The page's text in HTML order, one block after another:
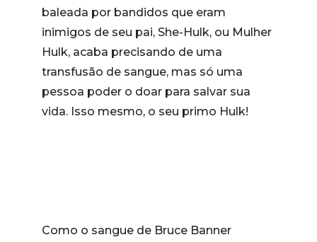
baleada por bandidos que eram
inimigos de seu pai, She-Hulk, ou Mulher
Hulk, acaba precisando de uma
transfusão de sangue, mas só uma
pessoa poder o doar para salvar sua
vida. Isso mesmo, o seu primo Hulk!
Como o sangue de Bruce Banner